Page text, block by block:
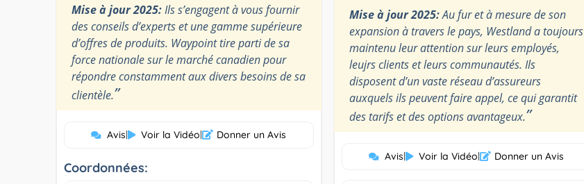
Mise à jour 2025:Ils s’engagent à vous fournir
des conseils d’experts et une gamme supérieure
d’offres de produits. Waypoint tire parti de sa
force nationale sur le marché canadien pour
répondre constamment aux divers besoins de sa
clientèle.”
Avis| Voir la Vidéo| Donner un Avis
Coordonnées:
Mise à jour 2025:Au fur et à mesure de son
expansion à travers le pays, Westland a toujours
maintenu leur attention sur leurs employés,
leujrs clients et leurs communautés. Ils
disposent d’un vaste réseau d’assureurs
auxquels ils peuvent faire appel, ce qui garantit
des tarifs et des options avantageux.”
Avis| Voir la Vidéo| Donner un Avis